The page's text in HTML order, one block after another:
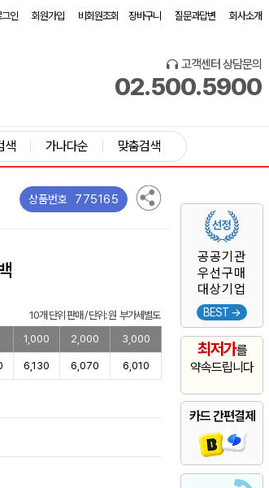
인 회원가입 비회원조회 장바구니 질문과답변 회사소개
고객센터 상담문의
02.500.5900
공공기관
우선구매
대상기업
BEST →
최저가를
약속드립니다
카드 간편결제
색 가나다순 맞춤검색
상품번호 775165
10개 단위 판매 / 단위: 원 부가세별도
1,000 2,000 3,000
6,130 6,070 6,010